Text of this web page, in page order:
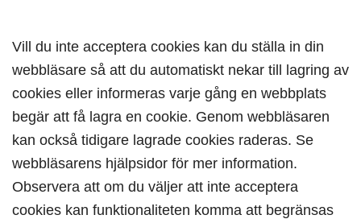
Vill du inte acceptera cookies kan du ställa in din
webbläsare så att du automatiskt nekar till lagring av
cookies eller informeras varje gång en webbplats
begär att få lagra en cookie. Genom webbläsaren
kan också tidigare lagrade cookies raderas. Se
webbläsarens hjälpsidor för mer information.
Observera att om du väljer att inte acceptera
cookies kan funktionaliteten komma att begränsas